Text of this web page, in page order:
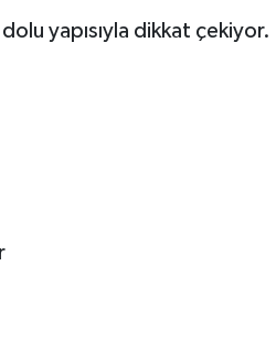
yapısıyla dikkat çekiyor.